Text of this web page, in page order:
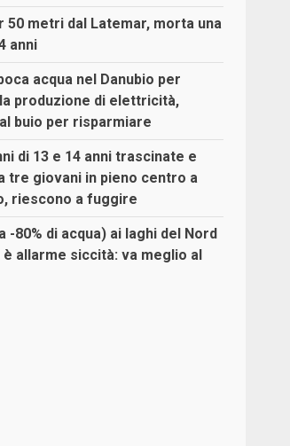
50 metri dal Latemar, morta una
anni
acqua nel Danubio per
produzione di elettricità,
buio per risparmiare
di 13 e 14 anni trascinate e
tre giovani in pieno centro a
riescono a fuggire
-80% di acqua) ai laghi del Nord
allarme siccità: va meglio al